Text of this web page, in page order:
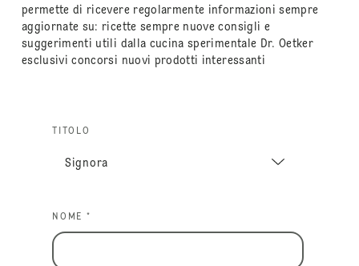
permette di ricevere regolarmente informazioni sempre
aggiornate su: ricette sempre nuove consigli e
suggerimenti utili dalla cucina sperimentale Dr. Oetker
esclusivi concorsi nuovi prodotti interessanti
TITOLO
NOME *